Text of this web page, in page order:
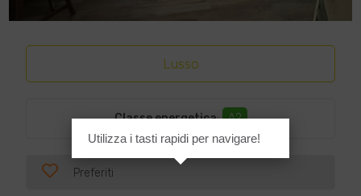
Lusso
Classe energetica: A2
Preferiti
Utilizza i tasti rapidi per navigare!